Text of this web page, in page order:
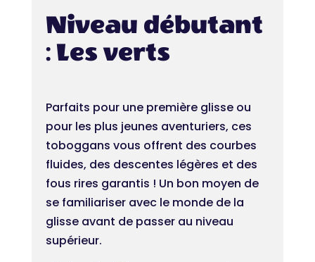
Niveau débutant
: Les verts
Parfaits pour une première glisse ou
pour les plus jeunes aventuriers, ces
toboggans vous offrent des courbes
fluides, des descentes légères et des
fous rires garantis ! Un bon moyen de
se familiariser avec le monde de la
glisse avant de passer au niveau
supérieur.